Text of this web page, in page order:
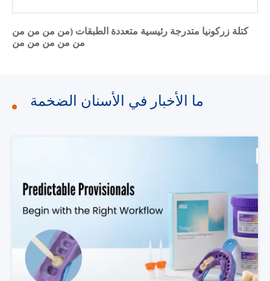
كتلة زركونيا متدرجة رئيسية متعددة الطبقات (من من من من
من من من من من
ما الأخبار في الأسنان الضخمة